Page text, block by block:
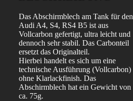
in
Vollcarbon
Menge
Das Abschirmblech am Tank für den
Audi A4, S4, RS4 B5 ist aus
Vollcarbon gefertigt, ultra leicht und
dennoch sehr stabil. Das Carbonteil
ersetzt das Originalteil.
Hierbei handelt es sich um eine
technische Ausführung (Vollcarbon)
ohne Klarlackfinish. Das
Abschirmblech hat ein Gewicht von
ca. 75g.